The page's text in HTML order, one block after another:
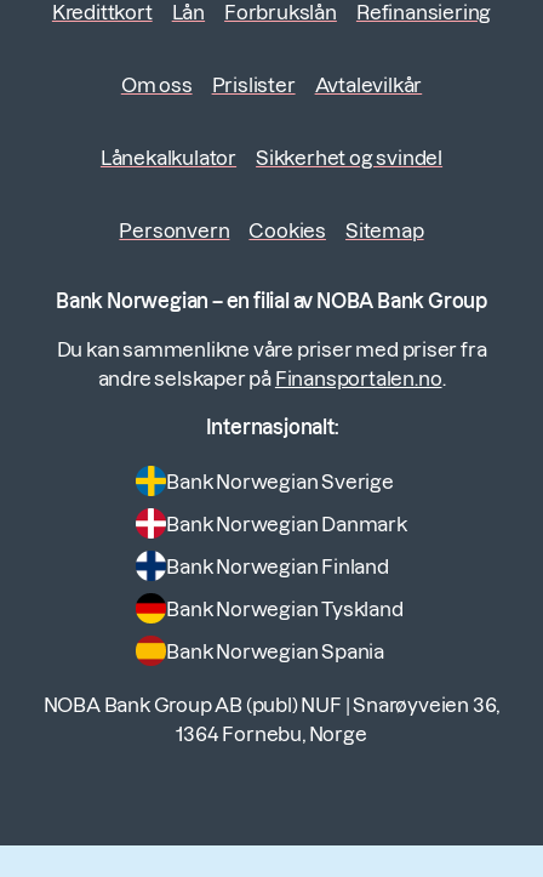
Kredittkort Lån Forbrukslån Refinansiering
Om oss Prislister Avtalevilkår
Lånekalkulator Sikkerhet og svindel
Personvern Cookies Sitemap
Bank Norwegian – en filial av NOBA Bank Group
Du kan sammenlikne våre priser med priser fra
andre selskaper på Finansportalen.no.
Internasjonalt:
Bank Norwegian Sverige
Bank Norwegian Danmark
Bank Norwegian Finland
Bank Norwegian Tyskland
Bank Norwegian Spania
NOBA Bank Group AB (publ) NUF |Snarøyveien 36,
1364 Fornebu, Norge